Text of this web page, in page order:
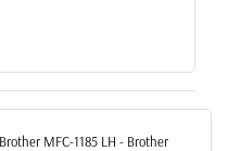
MFC-1185 LH - Brother